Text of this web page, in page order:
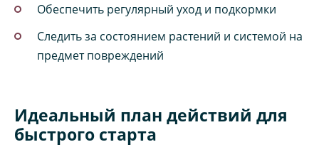
Обеспечить регулярный уход и подкормки
Следить за состоянием растений и системой на
предмет повреждений
Идеальный план действий для
быстрого старта